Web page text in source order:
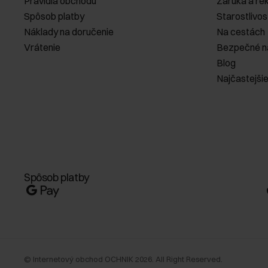
Spôsob platby
Náklady na doručenie
Vrátenie
Na cestách
Bezpečné
Blog
Spôsob platby
© Internetový obchod OCHNIK 2026 . All Right Reserved.